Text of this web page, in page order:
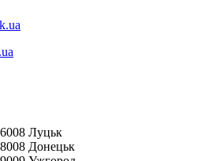
Луцьк
Донецьк